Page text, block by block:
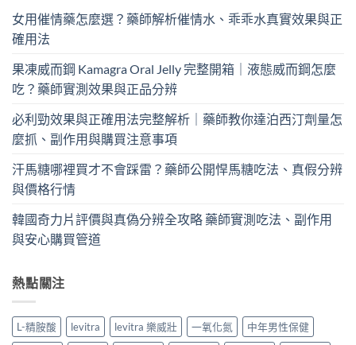
女用催情藥怎麼選？藥師解析催情水、乖乖水真實效果與正
確用法
果凍威而鋼 Kamagra Oral Jelly 完整開箱｜液態威而鋼怎麼
吃？藥師實測效果與正品分辨
必利勁效果與正確用法完整解析｜藥師教你達泊西汀劑量怎
麼抓、副作用與購買注意事項
汗馬糖哪裡買才不會踩雷？藥師公開悍馬糖吃法、真假分辨
與價格行情
韓國奇力片評價與真偽分辨全攻略 藥師實測吃法、副作用
與安心購買管道
熱點關注
L-精胺酸 levitra levitra 樂威壯 一氧化氮
中年男性保健